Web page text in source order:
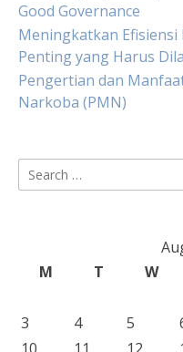
Good Governance
Meningkatkan
Penting yang Harus
Pengertian dan
Narkoba (PMN)
Search
for:
M
T W
3
4 5